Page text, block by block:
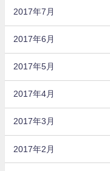
2017年7月
2017年6月
2017年5月
2017年4月
2017年3月
2017年2月